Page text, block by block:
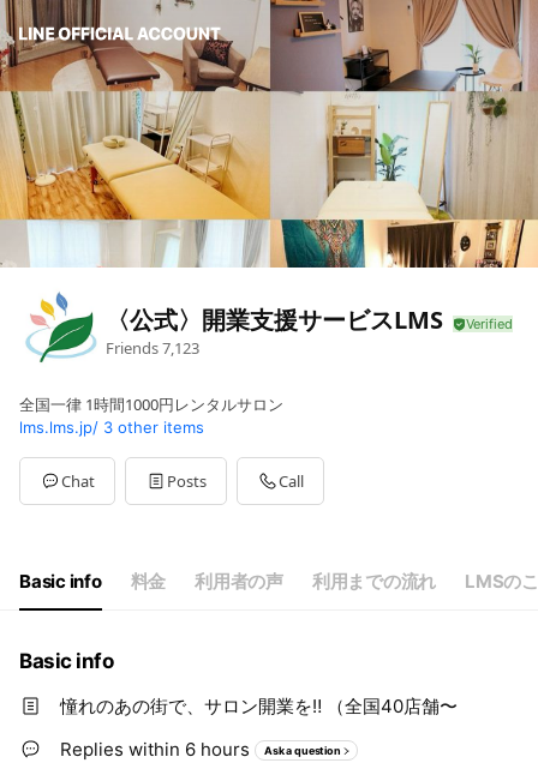
〈公式〉開業支援サービスLMS
Friends7,123
全国一律 1時間1000円レンタルサロン
lms.lms.jp/ 3 other items
Chat Posts Call
Basic info 料金 利用者の声 利用までの流れ LMSの
Basic info
憧れのあの街で、サロン開業を‼️ （全国40店舗〜
Replies within 6 hours
Ask a question